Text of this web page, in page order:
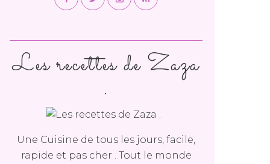
Les recettes de Zaza
.
Une Cuisine de tous les jours, facile,
rapide et pas cher . Tout le monde